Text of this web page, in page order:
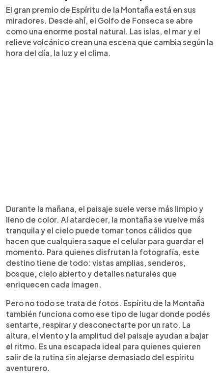
El gran premio de Espíritu de la Montaña está en sus
miradores. Desde ahí, el Golfo de Fonseca se abre
como una enorme postal natural. Las islas, el mar y el
relieve volcánico crean una escena que cambia según la
hora del día, la luz y el clima.
Durante la mañana, el paisaje suele verse más limpio y
lleno de color. Al atardecer, la montaña se vuelve más
tranquila y el cielo puede tomar tonos cálidos que
hacen que cualquiera saque el celular para guardar el
momento. Para quienes disfrutan la fotografía, este
destino tiene de todo: vistas amplias, senderos,
bosque, cielo abierto y detalles naturales que
enriquecen cada imagen.
Pero no todo se trata de fotos. Espíritu de la Montaña
también funciona como ese tipo de lugar donde podés
sentarte, respirar y desconectarte por un rato. La
altura, el viento y la amplitud del paisaje ayudan a bajar
el ritmo. Es una escapada ideal para quienes quieren
salir de la rutina sin alejarse demasiado del espíritu
aventurero.